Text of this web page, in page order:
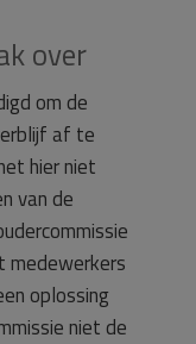
over
om de
af te
hier niet
van de
medewerkers
oplossing
niet de